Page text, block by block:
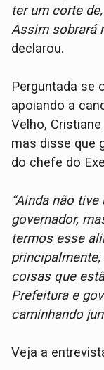
ter um corte
Assim sobrará
declarou.
Perguntada se
apoiando a
Velho,
mas disse que
do chefe do
“Ainda não
governador,
termos esse
coisas que
Prefeitura e
caminhando
Veja a